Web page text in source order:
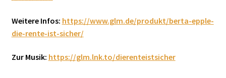
Weitere Infos: https://www.glm.de/produkt/berta-epple-
die-rente-ist-sicher/
Zur Musik: https://glm.lnk.to/dierenteistsicher